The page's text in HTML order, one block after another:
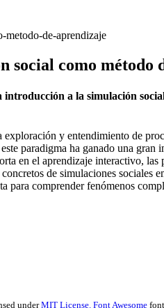
metodo-de-aprendizaje
social como método
introducción a la simulación
y entendimiento de
paradigma ha ganado una
en el aprendizaje interactivo,
de simulaciones
para comprender fenómenos
underMIT License. Font Awesome